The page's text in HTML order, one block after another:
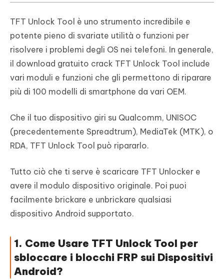
TFT Unlock Tool è uno strumento incredibile e
potente pieno di svariate utilità o funzioni per
risolvere i problemi degli OS nei telefoni. In generale,
il download gratuito crack TFT Unlock Tool include
vari moduli e funzioni che gli permettono di riparare
più di 100 modelli di smartphone da vari OEM.
Che il tuo dispositivo giri su Qualcomm, UNISOC
(precedentemente Spreadtrum), MediaTek (MTK), o
RDA, TFT Unlock Tool può ripararlo.
Tutto ciò che ti serve è scaricare TFT Unlocker e
avere il modulo dispositivo originale. Poi puoi
facilmente brickare e unbrickare qualsiasi
dispositivo Android supportato.
1. Come Usare TFT Unlock Tool per
sbloccare i blocchi FRP sui Dispositivi
Android?